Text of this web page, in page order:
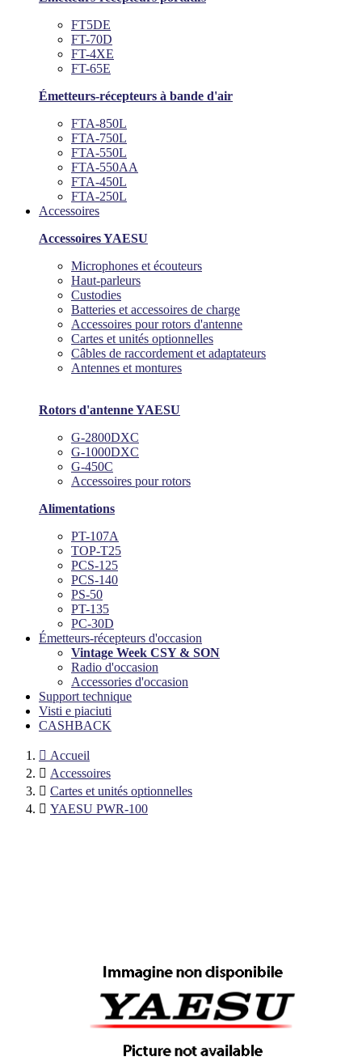
FT5DE
FT-70D
FT-4XE
FT-65E
Émetteurs-récepteurs à bande d'air
FTA-850L
FTA-750L
FTA-550L
FTA-550AA
FTA-450L
FTA-250L
Accessoires
Accessoires YAESU
Microphones et écouteurs
Haut-parleurs
Custodies
Batteries et accessoires de charge
Accessoires pour rotors d'antenne
Cartes et unités optionnelles
Câbles de raccordement et adaptateurs
Antennes et montures
Rotors d'antenne YAESU
G-2800DXC
G-1000DXC
G-450C
Accessoires pour rotors
Alimentations
PT-107A
TOP-T25
PCS-125
PCS-140
PS-50
PT-135
PC-30D
Émetteurs-récepteurs d'occasion
Vintage Week CSY & SON
Radio d'occasion
Accessories d'occasion
Support technique
Visti e piaciuti
CASHBACK
 Accueil
 Accessoires
 Cartes et unités optionnelles
 YAESU PWR-100